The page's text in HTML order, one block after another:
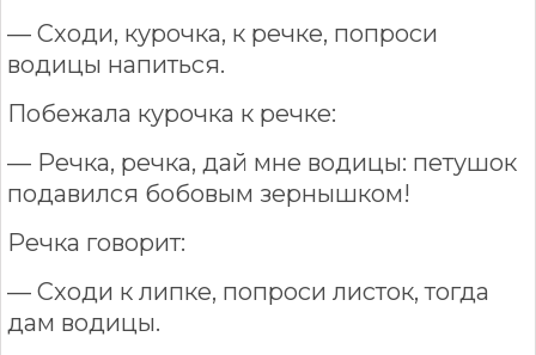
— Сходи, курочка, к речке, попроси
водицы напиться.
Побежала курочка к речке:
— Речка, речка, дай мне водицы: петушок
подавился бобовым зернышком!
Речка говорит:
— Сходи к липке, попроси листок, тогда
дам водицы.